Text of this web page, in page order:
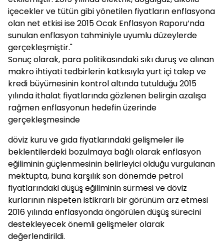
içecekler ve tütün gibi yönetilen fiyatların enflasyona
olan net etkisi ise 2015 Ocak Enflasyon Raporu’nda
sunulan enflasyon tahminiyle uyumlu düzeylerde
gerçekleşmiştir."
Sonuç olarak, para politikasındaki sıkı duruş ve alınan
makro ihtiyati tedbirlerin katkısıyla yurt içi talep ve
kredi büyümesinin kontrol altında tutulduğu 2015
yılında ithalat fiyatlarında gözlenen belirgin azalışa
rağmen enflasyonun hedefin üzerinde
gerçekleşmesinde
döviz kuru ve gıda fiyatlarındaki gelişmeler ile
beklentilerdeki bozulmaya bağlı olarak enflasyon
eğiliminin güçlenmesinin belirleyici olduğu vurgulanan
mektupta, buna karşılık son dönemde petrol
fiyatlarındaki düşüş eğiliminin sürmesi ve döviz
kurlarının nispeten istikrarlı bir görünüm arz etmesi
2016 yılında enflasyonda öngörülen düşüş sürecini
destekleyecek önemli gelişmeler olarak
değerlendirildi.